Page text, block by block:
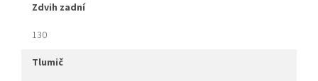
zdvih zadní
130
tlumič